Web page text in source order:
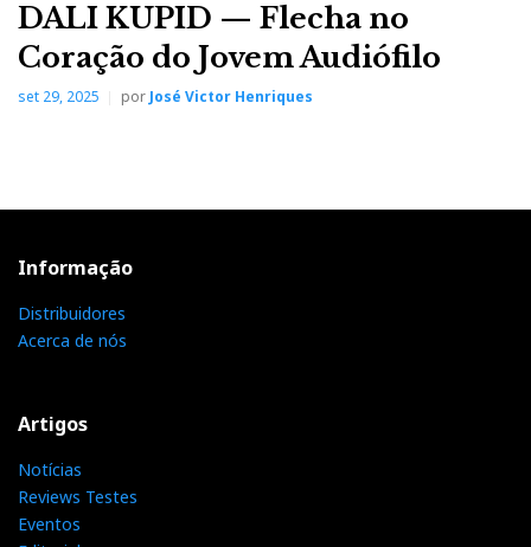
DALI KUPID — Flecha no
Coração do Jovem Audiófilo
set 29, 2025 porJosé Victor Henriques
Informação
Distribuidores
Acerca de nós
Artigos
Notícias
Reviews Testes
Eventos